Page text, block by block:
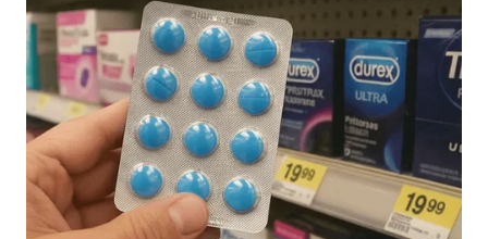
WAHANANEWS
ID
WAHANANEWS
CO ID
WAHANANEWS
NET